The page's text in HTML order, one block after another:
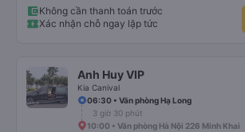
Không cần thanh toán trước
Xác nhận chỗ ngay lập tức
Anh Huy VIP
Kia Canival
06:30 • Văn phòng Hạ Long
3 giờ 30 phút
10:00 • Văn phòng Hà Nội 226 Minh Khai